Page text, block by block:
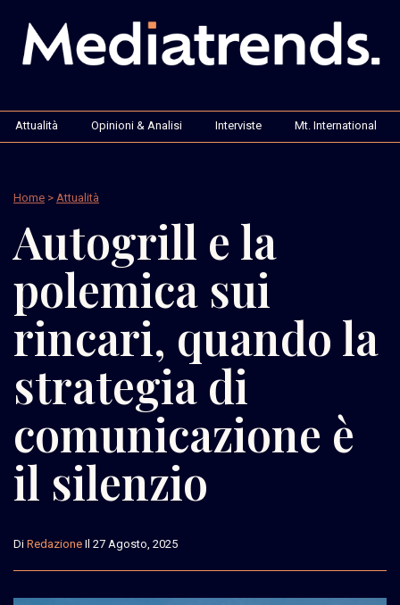
Attualità Opinioni & Analisi Interviste Mt. International
Home > Attualità
Autogrill e la
polemica sui
rincari, quando la
strategia di
comunicazione è
il silenzio
Di Redazione Il 27 Agosto, 2025